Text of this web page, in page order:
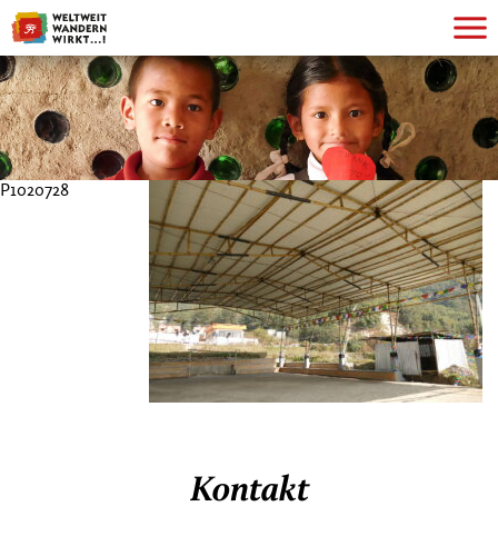
P1020728
Kontakt